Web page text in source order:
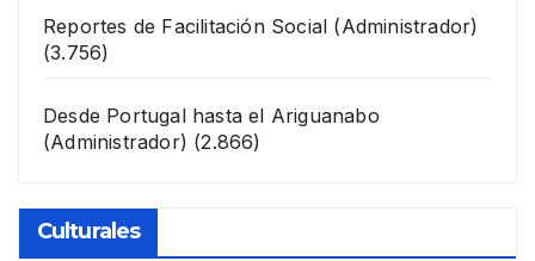
Reportes de Facilitación Social (Administrador)
(3.756)
Desde Portugal hasta el Ariguanabo
(Administrador) (2.866)
Culturales